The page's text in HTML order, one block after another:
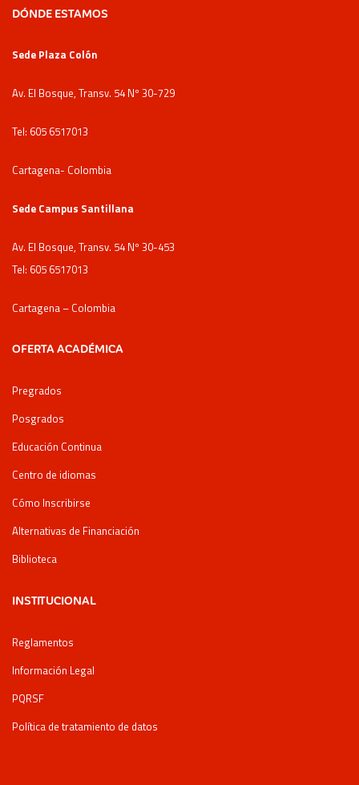
DÓNDE ESTAMOS
Sede Plaza Colón
Av. El Bosque, Transv. 54 Nº 30-729
Tel: 605 6517013
Cartagena- Colombia
Sede Campus Santillana
Av. El Bosque, Transv. 54 Nº 30-453
Tel: 605 6517013
Cartagena – Colombia
OFERTA ACADÉMICA
Pregrados
Posgrados
Educación Continua
Centro de idiomas
Cómo Inscribirse
Alternativas de Financiación
Biblioteca
INSTITUCIONAL
Reglamentos
Información Legal
PQRSF
Política de tratamiento de datos